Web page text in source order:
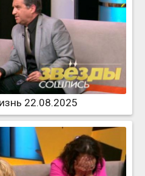
22.08.2025